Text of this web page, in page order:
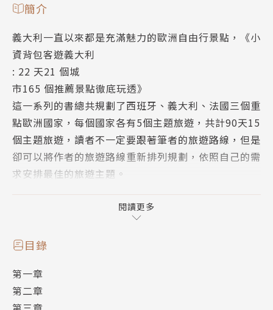
簡介
義大利一直以來都是充滿魅力的歐洲自由行景點，《小
資背包客遊義大利
: 22 天21 個城
市165 個推薦景點徹底玩透》
這一系列的書總共規劃了西班牙、義大利、法國三個重
點歐洲國家，每個國家各有5個主題旅遊，共計90天15
個主題旅遊，讀者不一定要跟著筆者的旅遊路線，但是
卻可以將作者的旅遊路線重新排列規劃，依照自己的需
求安排最佳的旅遊主題。
遍西班牙、法國、義大利為前提下，帶領讀者玩遍所有
市風景而不花門票錢。本書推廣的省錢方法是要玩遍所
才不枉遠赴歐洲一趟的時間與效益。
閱讀更多
目錄
第一章
第二章